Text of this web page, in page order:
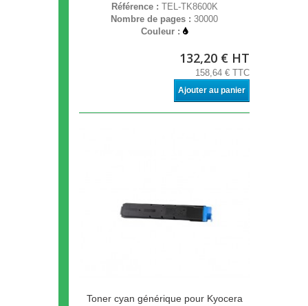
Référence : TEL-TK8600K
Nombre de pages : 30000
Couleur :
132,20 € HT
158,64 € TTC
Ajouter au panier
Toner cyan générique pour Kyocera